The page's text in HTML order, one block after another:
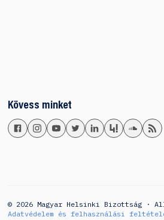
Kövess minket
© 2026 Magyar Helsinki Bizottság ·
Adatvédelem és felhasználási